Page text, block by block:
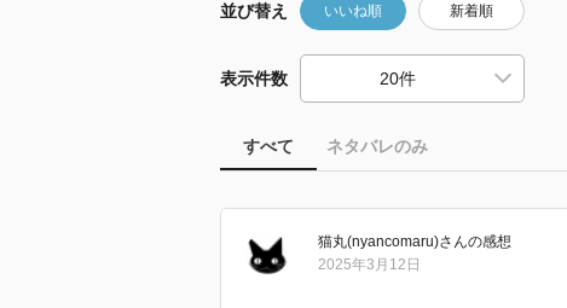
並び替え いいね順 新着順
表示件数
すべて ネタバレのみ
猫丸(nyancomaru)さんの感想
2025年3月12日